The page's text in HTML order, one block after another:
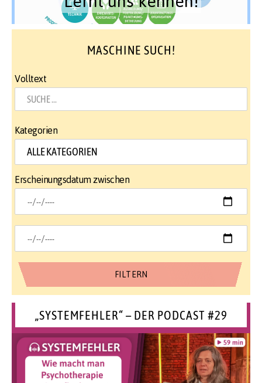
MASCHINE SUCH!
Volltext
Kategorien
Erscheinungsdatum zwischen
„SYSTEMFEHLER“ – DER PODCAST #29